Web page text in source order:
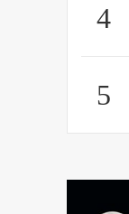
4
5